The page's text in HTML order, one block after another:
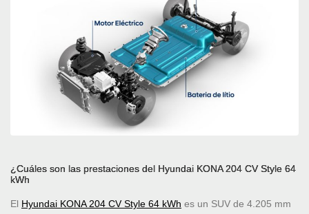
¿Cuáles son las prestaciones del Hyundai KONA 204 CV Style 64
kWh
El Hyundai KONA 204 CV Style 64 kWh es un SUV de 4.205 mm